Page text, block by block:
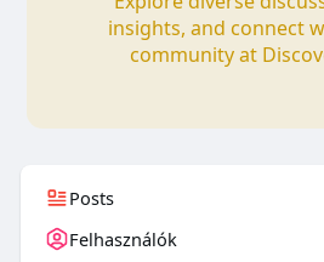
insights, and connect
community at
Posts
Felhasználók